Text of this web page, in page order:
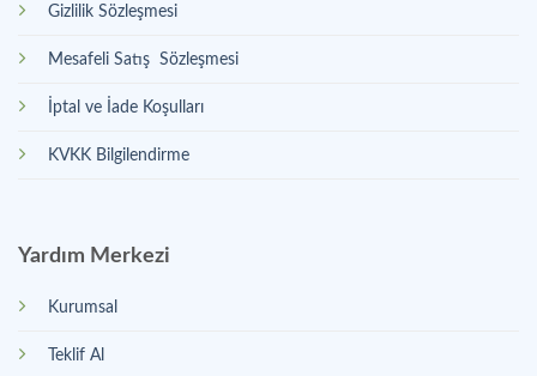
Gizlilik Sözleşmesi
Mesafeli Satış Sözleşmesi
İptal ve İade Koşulları
KVKK Bilgilendirme
Yardım Merkezi
Kurumsal
Teklif Al